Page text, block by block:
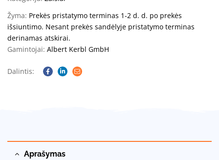
Žyma: Prekės pristatymo terminas 1-2 d. d. po prekės
išsiuntimo. Nesant prekės sandėlyje pristatymo terminas
derinamas atskirai.
Gamintojai: Albert Kerbl GmbH
Dalintis:
Facebook
Linkedin
Email
Aprašymas